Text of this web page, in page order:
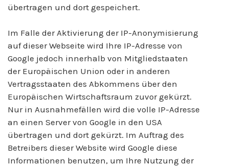
übertragen und dort gespeichert.
Im Falle der Aktivierung der IP-Anonymisierung
auf dieser Webseite wird Ihre IP-Adresse von
Google jedoch innerhalb von Mitgliedstaaten
der Europäischen Union oder in anderen
Vertragsstaaten des Abkommens über den
Europäischen Wirtschaftsraum zuvor gekürzt.
Nur in Ausnahmefällen wird die volle IP-Adresse
an einen Server von Google in den USA
übertragen und dort gekürzt. Im Auftrag des
Betreibers dieser Website wird Google diese
Informationen benutzen, um Ihre Nutzung der